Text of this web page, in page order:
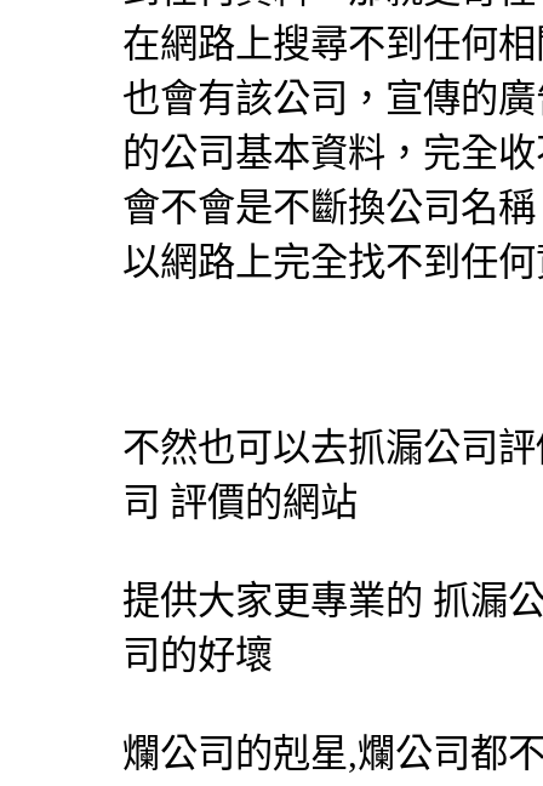
在網路上搜尋不到任何
也會有該公司，宣傳的
的公司基本資料，完全
會不會是不斷換公司名
以網路上完全找不到任
不然也可以去抓漏公司
司 評價的網站
提供大家更專業的 抓漏
司的好壞
爛公司的剋星,爛公司都